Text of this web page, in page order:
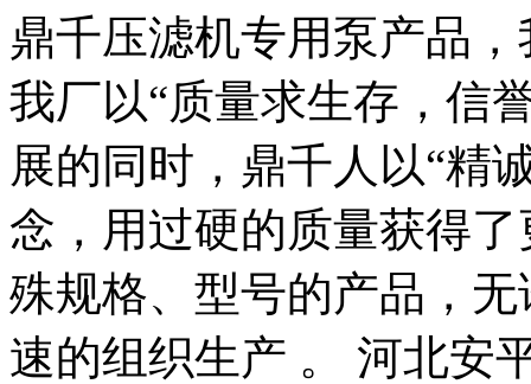
鼎千压滤机专用泵产品
我厂以“质量求生存，信
展的同时，鼎千人以“精
念，用过硬的质量获得
殊规格、型号的产品，
速的组织生产 。 河北安